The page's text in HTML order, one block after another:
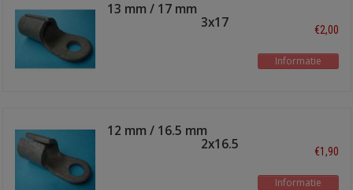
13 mm / 17 mm
soldeeroog TI-13x17
€2,00
Informatie
12 mm / 16.5 mm
soldeeroog TI-12x16.5
€1,90
Informatie